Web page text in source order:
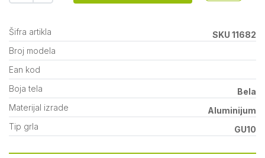
Šifra artikla
SKU 11682
Broj modela
Ean kod
Boja tela
Bela
Materijal izrade
Aluminijum
Tip grla
GU10